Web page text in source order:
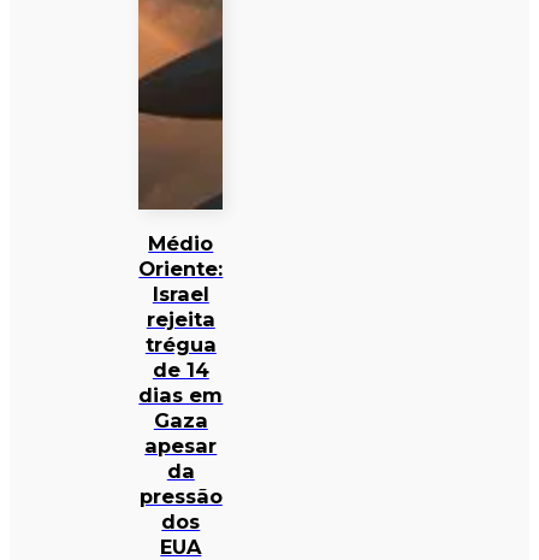
Médio
Oriente:
Israel
rejeita
trégua
de 14
dias em
Gaza
apesar
da
pressão
dos
EUA